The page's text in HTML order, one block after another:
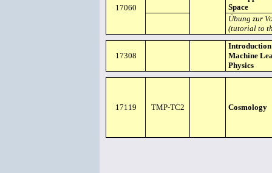
17060
Space
Übung zur
(tutorial to
17308
Machine
Physics
17119 TMP-TC2 Cosmology